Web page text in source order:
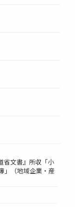
省文書』所収「小
」（地域企業・産